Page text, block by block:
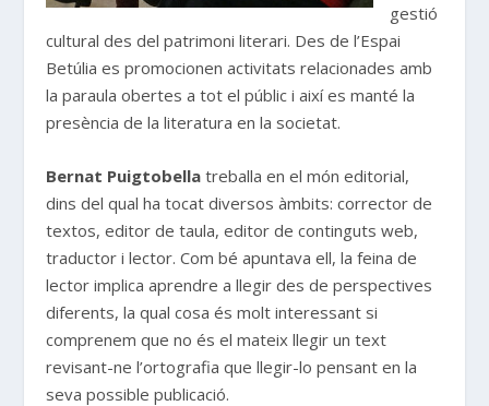
gestió
cultural des del patrimoni literari. Des de l’Espai
Betúlia es promocionen activitats relacionades amb
la paraula obertes a tot el públic i així es manté la
presència de la literatura en la societat.
Bernat Puigtobella treballa en el món editorial,
dins del qual ha tocat diversos àmbits: corrector de
textos, editor de taula, editor de continguts web,
traductor i lector. Com bé apuntava ell, la feina de
lector implica aprendre a llegir des de perspectives
diferents, la qual cosa és molt interessant si
comprenem que no és el mateix llegir un text
revisant-ne l’ortografia que llegir-lo pensant en la
seva possible publicació.